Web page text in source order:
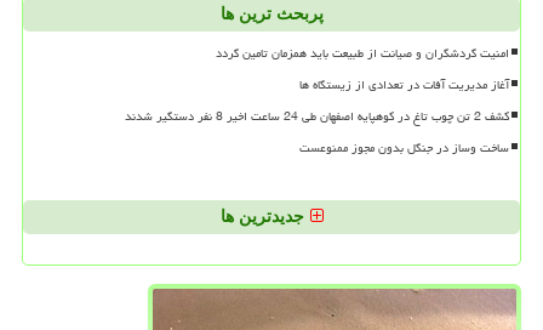
پربحث ترین ها
امنیت گردشگران و صیانت از طبیعت باید همزمان تامین گردد
آغاز مدیریت آفات در تعدادی از زیستگاه ها
کشف 2 تن چوب تاغ در کوهپایه اصفهان طی 24 ساعت اخیر 8 نفر دستگیر شدند
ساخت وساز در جنگل بدون مجوز ممنوعست
جدیدترین ها